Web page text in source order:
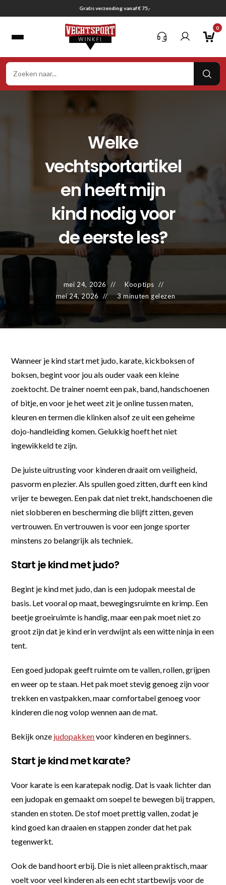
naar
Gratis verzending vanaf € 75,-
0
Welke
vechtsportartikel
en heeft mijn
kind nodig voor
de eerste les?
mei 24, 2026
Kooptips
mei 24, 2026
3 minuten gelezen
Wanneer je kind start met judo, karate, kickboksen of
boksen, begint voor jou als ouder vaak een kleine
zoektocht. De trainer noemt een pak, band, handschoenen
of bitje, en voor je het weet zit je online tussen maten,
kleuren en termen die klinken alsof ze uit een geheime
dojo-handleiding komen. Gelukkig hoeft het niet
ingewikkeld te zijn.
De juiste uitrusting voor kinderen draait om veiligheid,
pasvorm en plezier. Als spullen goed zitten, durft een kind
vrijer te bewegen. Een pak dat niet trekt, handschoenen die
niet slobberen en bescherming die blijft zitten, geven
vertrouwen. En vertrouwen is voor een jonge sporter
minstens zo belangrijk als techniek.
Start je kind met judo?
Begint je kind met judo, dan is een judopak meestal de
basis. Let vooral op maat, bewegingsruimte en krimp. Een
beetje groeiruimte is handig, maar een pak moet niet zo
groot zijn dat je kind erin verdwijnt als een witte ninja in een
tent.
Een goed judopak geeft ruimte om te vallen, rollen, grijpen
en weer op te staan. Het pak moet stevig genoeg zijn voor
trekken en vastpakken, maar comfortabel genoeg voor
kinderen die nog volop wennen aan de mat.
Bekijk onze judopakkenvoor kinderen en beginners.
Start je kind met karate?
Voor karate is een karatepak nodig. Dat is vaak lichter dan
een judopak en gemaakt om soepel te bewegen bij trappen,
standen en stoten. De stof moet prettig vallen, zodat je
kind goed kan draaien en stappen zonder dat het pak
tegenwerkt.
Ook de band hoort erbij. Die is niet alleen praktisch, maar
voelt voor veel kinderen als een echt startbewijs voor de